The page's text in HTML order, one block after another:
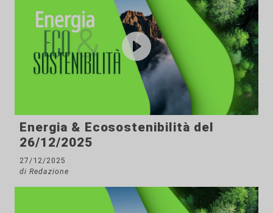
Energia & Ecosostenibilità del
26/12/2025
27/12/2025
di Redazione